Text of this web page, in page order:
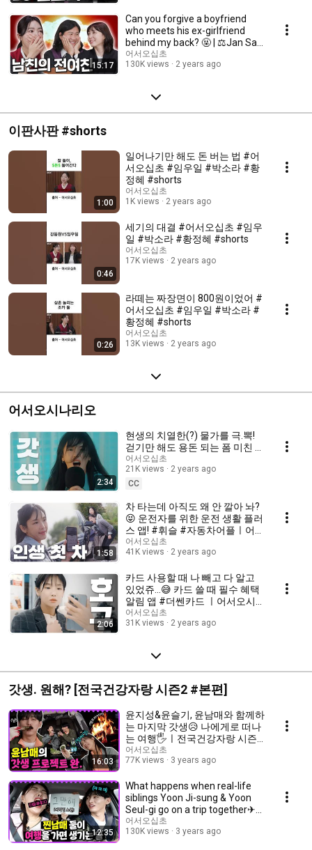
15:17
Can you forgive a boyfriend
who meets his ex-girlfriend
behind my back? 🤬 | ⚖Jan Sa
Pan EP.08
어서오십초
130K views
2 years ago
이판사판 #shorts
1:00
일어나기만 해도 돈 버는 법 #어
서오십초 #임우일 #박소라 #황
정혜 #shorts
어서오십초
1K views
2 years ago
0:46
세기의 대결 #어서오십초 #임우
일 #박소라 #황정혜 #shorts
어서오십초
17K views
2 years ago
0:26
라떼는 짜장면이 800원이었어 #
어서오십초 #임우일 #박소라 #
황정혜 #shorts
어서오십초
13K views
2 years ago
어서오시나리오
2:34
현생의 치열한(?) 물가를 극.뽁!
걷기만 해도 용돈 되는 폼 미친 #
앱테크 #발로소득 ㅣ어서오시나
리오 EP.01
어서오십초
21K views
2 years ago
CC
1:58
차 타는데 아직도 왜 안 깔아 놔?
😝 운전자를 위한 운전 생활 플러
스 앱! #휘슬 #자동차어플ㅣ어서
오시나리오 EP.02
어서오십초
41K views
2 years ago
2:06
카드 사용할 때 나 빼고 다 알고
있었쥬...😅 카드 쓸 때 필수 혜택
알림 앱 #더쎈카드 ㅣ어서오시
나리오 EP.03
어서오십초
31K views
2 years ago
갓생. 원해? [전국건강자랑 시즌2 #본편]
16:03
윤지성&윤슬기, 윤남매와 함께하
는 마지막 갓생😥 나에게로 떠나
는 여행🖐ㅣ전국건강자랑 시즌2
EP.08
어서오십초
77K views
3 years ago
12:35
What happens when real-life
siblings Yoon Ji-sung & Yoon
Seul-gi go on a trip together✈
👩🏻‍🤝‍🧑🏻 | ...
어서오십초
130K views
3 years ago